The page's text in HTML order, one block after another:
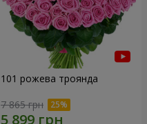
101 рожева троянда
7 865 грн